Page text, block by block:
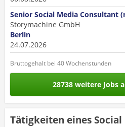
Senior Social Media Consultant
Storymachine GmbH
Berlin
24.07.2026
Bruttogehalt bei 40 Wochenstunden
28738 weitere Jobs
Tätigkeiten eines